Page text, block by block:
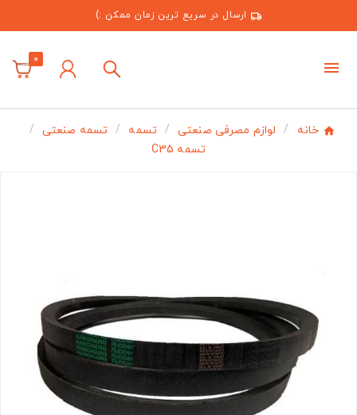
ارسال در سریع ترین زمان ممکن :)
0
خانه لوازم مصرفی صنعتی تسمه
تسمه صنعتی
تسمه C35